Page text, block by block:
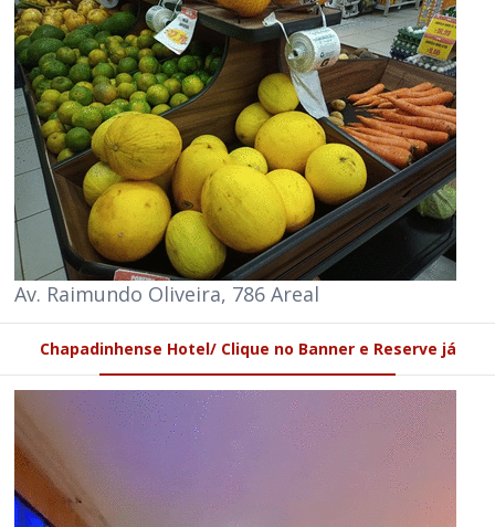
Av. Raimundo Oliveira, 786 Areal
Chapadinhense Hotel/ Clique no Banner e Reserve já